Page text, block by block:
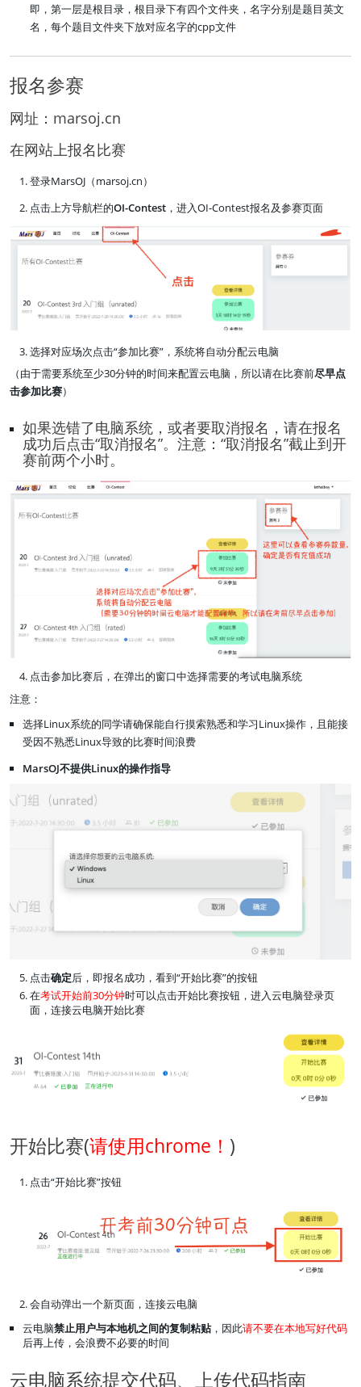
即，第一层是根目录，根目录下有四个文件夹，名字分别是题目英文
名，每个题目文件夹下放对应名字的cpp文件
报名参赛
网址：marsoj.cn
在网站上报名比赛
登录MarsOJ（marsoj.cn）
点击上方导航栏的OI-Contest，进入OI-Contest报名及参赛页面
选择对应场次点击“参加比赛”，系统将自动分配云电脑
（由于需要系统至少30分钟的时间来配置云电脑，所以请在比赛前尽早点
击参加比赛）
如果选错了电脑系统，或者要取消报名，请在报名
成功后点击“取消报名”。注意：“取消报名”截止到开
赛前两个小时。
点击参加比赛后，在弹出的窗口中选择需要的考试电脑系统
注意：
选择Linux系统的同学请确保能自行摸索熟悉和学习Linux操作，且能接
受因不熟悉Linux导致的比赛时间浪费
MarsOJ不提供Linux的操作指导
点击确定后，即报名成功，看到“开始比赛”的按钮
在考试开始前30分钟时可以点击开始比赛按钮，进入云电脑登录页
面，连接云电脑开始比赛
开始比赛(请使用chrome！ )
点击“开始比赛”按钮
会自动弹出一个新页面，连接云电脑
云电脑禁止用户与本地机之间的复制粘贴，因此请不要在本地写好代码
后再上传，会浪费不必要的时间
云电脑系统提交代码、上传代码指南